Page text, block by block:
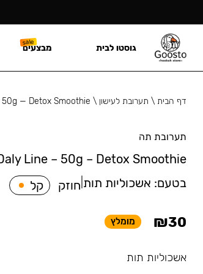
דף הבית\ תערובת לעישון \
— Detox Smoothie
תערובת תה
Line – 50g – Detox Smoothie
בטעם: אשכוליות תות חוזק קל
₪30 מומלץ
אשכוליות תות
גוסטו לבית מבצעים